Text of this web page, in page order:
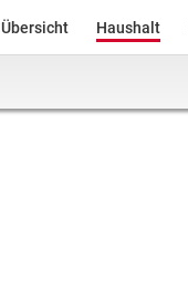
Übersicht Haushalt